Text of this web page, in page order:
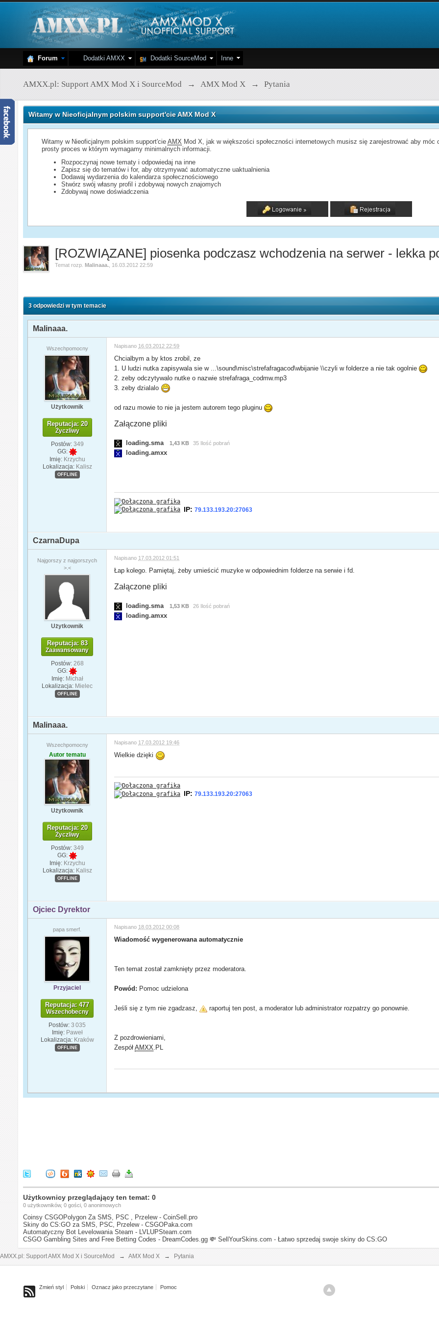
Forum Dodatki AMXX Dodatki SourceMod Inne
AMXX.pl: Support AMX Mod X i SourceMod → AMX Mod X → Pytania
Witamy w Nieoficjalnym polskim support'cie AMX Mod X
Witamy w Nieoficjalnym polskim support'cieAMX Mod X, jak w większości społeczności internetowych musisz się zarejestrować aby
prosty proces w którym wymagamy minimalnych informacji.
Rozpoczynaj nowe tematy i odpowiedaj na inne
Zapisz się do tematów i for, aby otrzymywać automatyczne uaktualnienia
Dodawaj wydarzenia do kalendarza społecznościowego
Stwórz swój własny profil i zdobywaj nowych znajomych
Zdobywaj nowe doświadczenia
[ROZWIĄZANE] piosenka podczasz wchodzenia na serwer - lekka
Temat rozp.Malinaaa. 16.03.2012 22:59
3 odpowiedzi w tym temacie
Malinaaa.
Wszechpomocny
Użytkownik
Reputacja: 20
Życzliwy
Postów: 349
GG:
Imię: Krzychu
Lokalizacja: Kalisz
OFFLINE
Napisano 16.03.2012 22:59
Chcialbym a by ktos zrobil, ze
1. U ludzi nutka zapisywala sie w ...\sound\misc\strefafragacod\wbijanie \\czyli w folderze a nie tak ogolnie
2. zeby odczytywalo nutke o nazwie strefafraga_codmw.mp3
3. zeby dzialalo
od razu mowie to nie ja jestem autorem tego pluginu
Załączone pliki
loading.sma 1,43 KB 35 Ilość pobrań
loading.amxx
IP:79.133.193.20:27063
CzarnaDupa
Najgorszy z najgorszych
>.<
Użytkownik
Reputacja: 83
Zaawansowany
Postów: 268
GG:
Imię: Michał
Lokalizacja: Mielec
OFFLINE
Napisano 17.03.2012 01:51
Łap kolego. Pamiętaj, żeby umieścić muzyke w odpowiednim folderze na serwie i fd.
Załączone pliki
loading.sma 1,53 KB 26 Ilość pobrań
loading.amxx
Malinaaa.
Wszechpomocny
Autor tematu
Użytkownik
Reputacja: 20
Życzliwy
Postów: 349
GG:
Imię: Krzychu
Lokalizacja: Kalisz
OFFLINE
Napisano 17.03.2012 19:46
Wielkie dzięki
IP:79.133.193.20:27063
Ojciec Dyrektor
papa smerf.
Przyjaciel
Reputacja: 477
Wszechobecny
Postów: 3 035
Imię: Paweł
Lokalizacja: Kraków
OFFLINE
Napisano 18.03.2012 00:08
Wiadomość wygenerowana automatycznie
Ten temat został zamknięty przez moderatora.
Powód: Pomoc udzielona
Jeśli się z tym nie zgadzasz, raportuj ten post, a moderator lub administrator rozpatrzy go ponownie.
Z pozdrowieniami,
ZespółAMXX.PL
Użytkownicy przeglądający ten temat: 0
0 użytkowników, 0 gości, 0 anonimowych
Coinsy CSGOPolygon Za SMS, PSC , Przelew - CoinSell.pro
Skiny do CS:GO za SMS, PSC, Przelew - CSGOPaka.com
Automatyczny Bot Levelowania Steam - LVLUPSteam.com
CSGO Gambling Sites and Free Betting Codes - DreamCodes.gg 💸 SellYourSkins.com - Łatwo sprzedaj swoje skiny do CS:GO
AMXX.pl: Support AMX Mod X i SourceMod → AMX Mod X → Pytania
Zmień styl Polski Oznacz jako przeczytane Pomoc